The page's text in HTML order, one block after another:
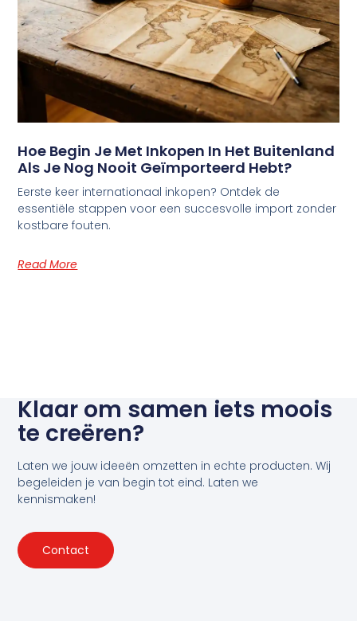
Hoe Begin Je Met Inkopen In Het Buitenland
Als Je Nog Nooit Geïmporteerd Hebt?
Eerste keer internationaal inkopen? Ontdek de
essentiële stappen voor een succesvolle import zonder
kostbare fouten.
Read More
Klaar om samen iets moois
te creëren?
Laten we jouw ideeën omzetten in echte producten. Wij
begeleiden je van begin tot eind. Laten we
kennismaken!
Contact